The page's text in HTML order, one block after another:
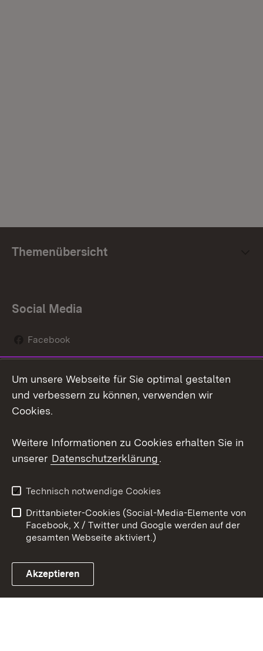
Themenübersicht
Social Media
Facebook
Social Wall
Youtube
Link zum Landesportal
Kontakt
Datenschutz
Barrierefreiheit
Impressum Cookies
Um unsere Webseite für Sie optimal gestalten
und verbessern zu können, verwenden wir
Cookies.
Weitere Informationen zu Cookies erhalten Sie in
unserer Datenschutzerklärung.
Technisch notwendige Cookies
Drittanbieter-Cookies (Social-Media-Elemente von
Facebook, X / Twitter und Google werden auf der
gesamten Webseite aktiviert.)
Akzeptieren